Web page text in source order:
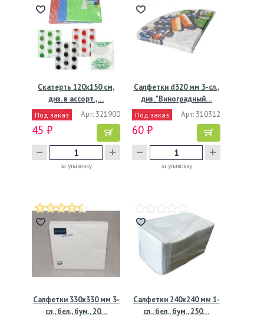
Скатерть 120х150 см,
диз. в ассорт.,…
Под заказ Арт: 321900
45 ₽
за упаковку
Салфетки d320 мм 3-сл.,
диз. "Виноградный…
Под заказ Арт: 310312
60 ₽
за упаковку
Салфетки 330х330 мм 3-
сл., бел., бум., 20…
Салфетки 240х240 мм 1-
сл., бел., бум., 250…